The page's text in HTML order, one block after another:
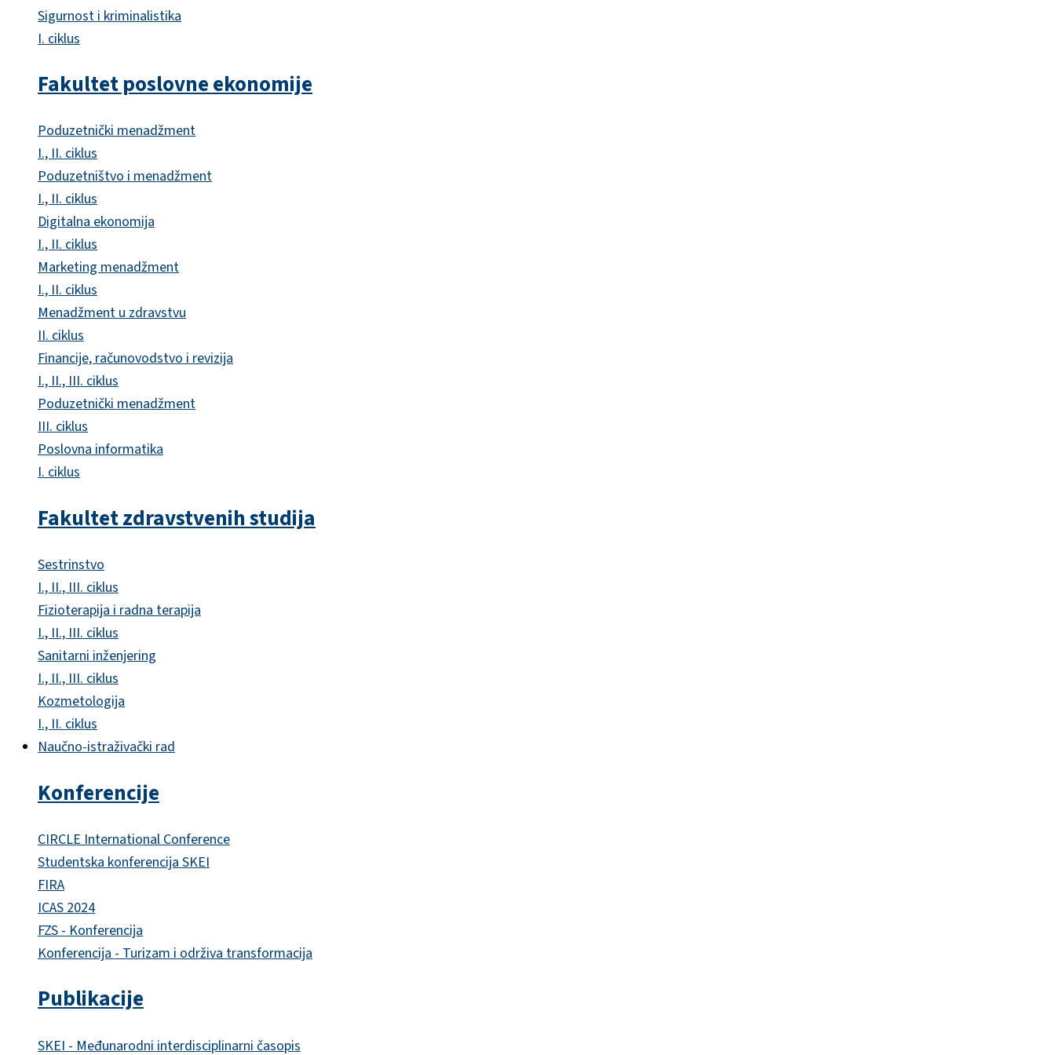
Sigurnost i kriminalistika
I. ciklus
Fakultet poslovne ekonomije
Poduzetnički menadžment
I., II. ciklus
Poduzetništvo i menadžment
I., II. ciklus
Digitalna ekonomija
I., II. ciklus
Marketing menadžment
I., II. ciklus
Menadžment u zdravstvu
II. ciklus
Financije, računovodstvo i revizija
I., II., III. ciklus
Poduzetnički menadžment
III. ciklus
Poslovna informatika
I. ciklus
Fakultet zdravstvenih studija
Sestrinstvo
I., II., III. ciklus
Fizioterapija i radna terapija
I., II., III. ciklus
Sanitarni inženjering
I., II., III. ciklus
Kozmetologija
I., II. ciklus
Naučno-istraživački rad
Konferencije
CIRCLE International Conference
Studentska konferencija SKEI
FIRA
ICAS 2024
FZS - Konferencija
Konferencija - Turizam i održiva transformacija
Publikacije
SKEI - Međunarodni interdisciplinarni časopis